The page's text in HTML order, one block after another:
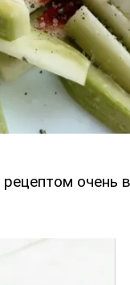
рецептом очень